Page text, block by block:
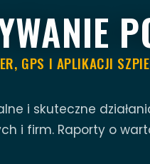
GPS I APLIKACJI
i skuteczne
i firm. Raporty o